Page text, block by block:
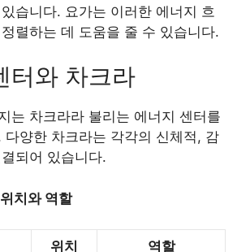
습니다. 요가는 이러한 에너지 흐
렬하는 데 도움을 줄 수 있습니다.
터와 차크라
는 차크라라 불리는 에너지 센터를
다양한 차크라는 각각의 신체적, 감
되어 있습니다.
치와 역할
위치 역할